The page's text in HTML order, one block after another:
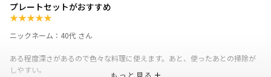
プレートセットがおすすめ
★★★★★
ニックネーム：40代 さん
ある程度深さがあるので色々な料理に使えます。あと、使ったあとの掃除が
しやすい。
もっと見る